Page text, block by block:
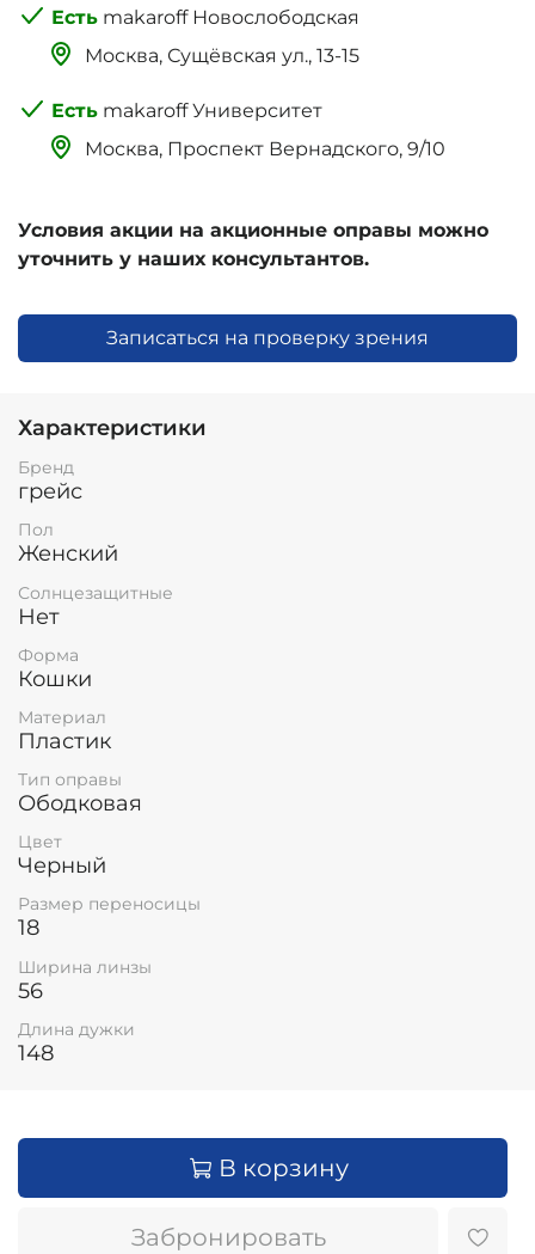
makaroff Новослободская
Москва, Сущёвская ул., 13-15
makaroff Университет
Москва, Проспект Вернадского, 9/10
Условия акции на акционные оправы можно
уточнить у наших консультантов.
Записаться на проверку зрения
Характеристики
Бренд
грейс
Пол
Женский
Солнцезащитные
Нет
Форма
Кошки
Материал
Пластик
Тип оправы
Ободковая
Цвет
Черный
Размер переносицы
18
Ширина линзы
56
Длина дужки
148
В корзину
Забронировать